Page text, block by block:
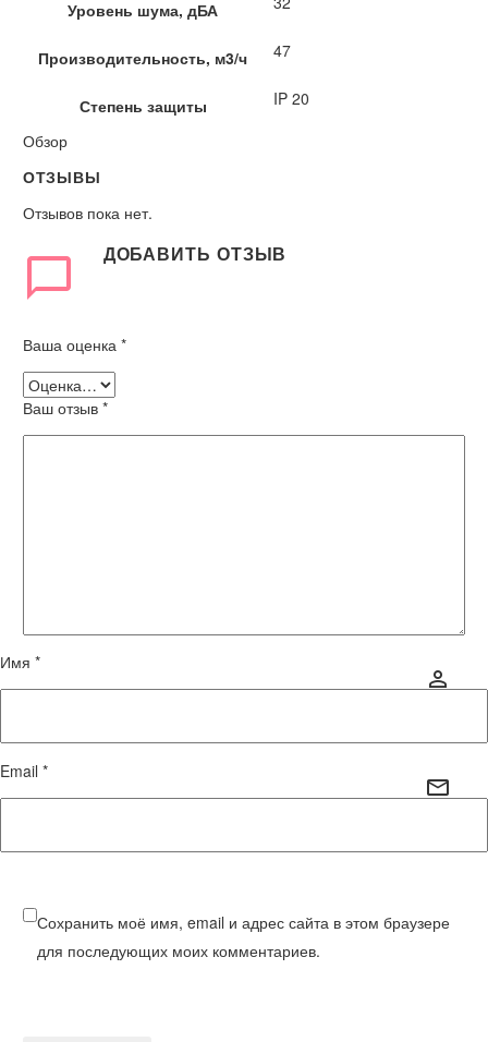
Уровень шума, дБА
Производительность, м3/ч 47
Степень защиты
IP 20
Обзор
ОТЗЫВЫ
Отзывов пока нет.
ДОБАВИТЬ ОТЗЫВ
Ваша оценка *
Ваш отзыв *
Имя *
Email *
Сохранить моё имя, email и адрес сайта в этом браузере
для последующих моих комментариев.